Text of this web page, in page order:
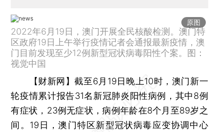
原图
2022年6月19日，澳门开展全民核酸检测。澳门特
区政府19日上午举行疫情记者会通报最新疫情，澳
门目前发现至少12例新型冠状病毒阳性个案。图：
视觉中国
【财新网】截至6月19日晚上10时，澳门新一
轮疫情累计报告31名新冠肺炎阳性病例，其中8例
有症状，23例无症状，病例年龄在8个月至89岁之
间。19日，澳门特区新型冠状病毒应变协调中心